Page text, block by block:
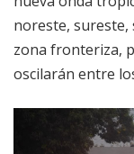
noreste, sureste,
zona fronteriza,
oscilarán entre